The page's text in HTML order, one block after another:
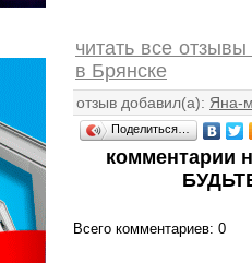
читать все
в Брянске
отзыв добавил(а): Яна-
Поделиться…
комментарии
Всего комментариев: 0